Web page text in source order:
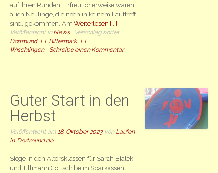
auf ihren Runden. Erfreulicherweise waren
auch Neulinge, die noch in keinem Lauftreff
sind, gekommen. AmWeiterlesen [...]
Veröffentlicht in News
Verschlagwortet
Dortmund, LT Bittermark, LT
Wischlingen
Schreibe einen Kommentar
Guter Start in den
Herbst
Veröffentlicht am 18. Oktober 2023von Laufen-
in-Dortmund.de
Siege in den Altersklassen für Sarah Bialek
und Tillmann Goltsch beim Sparkassen